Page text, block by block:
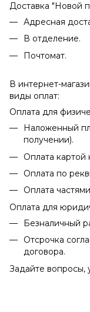
Доставка "Новой
Адресная
В отделение.
Почтомат.
В интернет-
виды оплат:
Оплата для
Наложенный
получении).
Оплата картой
Оплата по
Оплата
Оплата для
Безналичный
Отсрочка
договора.
Задайте